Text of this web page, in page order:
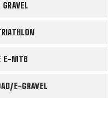
GRAVEL
E-MTB
E-GRAVEL